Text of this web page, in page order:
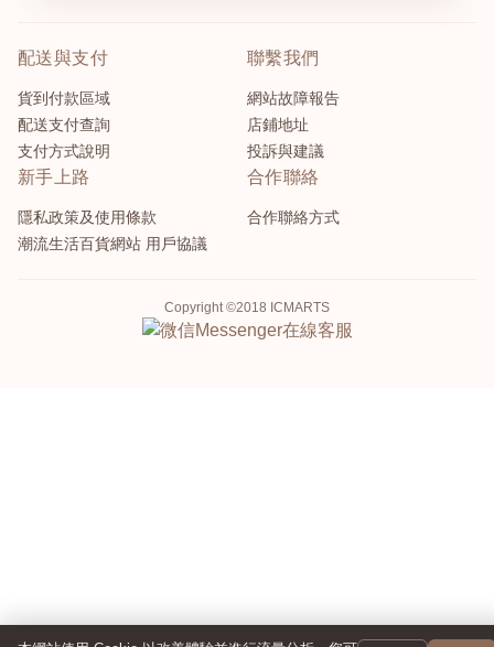
配送與支付
貨到付款區域
配送支付查詢
支付方式說明
聯繫我們
網站故障報告
店鋪地址
投訴與建議
新手上路
隱私政策及使用條款
潮流生活百貨網站 用戶協議
合作聯絡
合作聯絡方式
Copyright ©2018 ICMARTS
Messenger在線客服